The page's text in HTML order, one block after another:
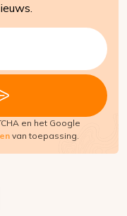
en het Google
van toepassing.